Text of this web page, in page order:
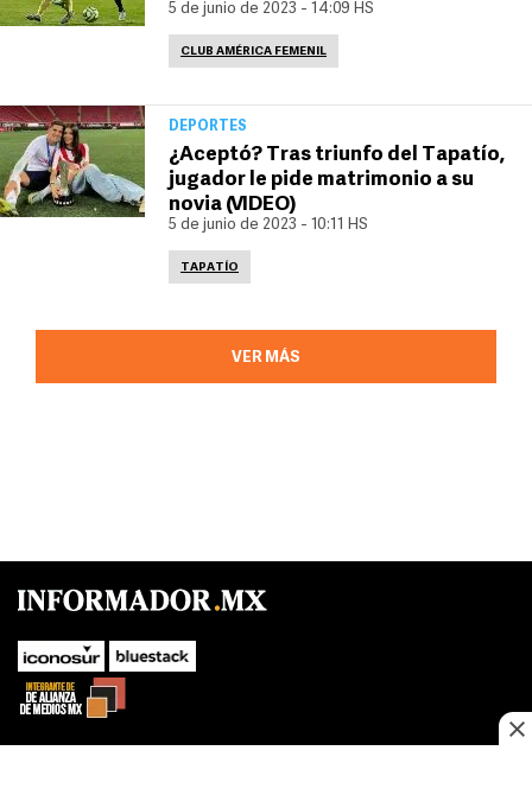
5 de junio de 2023 - 14:09 HS
CLUB AMÉRICA FEMENIL
DEPORTES
¿Aceptó? Tras triunfo del Tapatío,
jugador le pide matrimonio a su
novia (VIDEO)
5 de junio de 2023 - 10:11 HS
TAPATÍO
VER MÁS